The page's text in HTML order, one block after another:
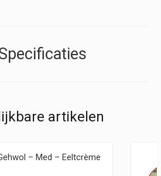
artikelen
– Med – Eeltcrème